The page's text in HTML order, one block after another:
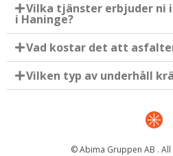
Vilka tjänster erbjuder ni
i Haninge?
Vad kostar det att
Vilken typ av underhåll
© Abima Gruppen AB . All